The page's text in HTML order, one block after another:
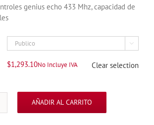
genius echo 433 Mhz, capacidad de

$1,293.10No Incluye IVA Clear selection
AÑADIR AL CARRITO